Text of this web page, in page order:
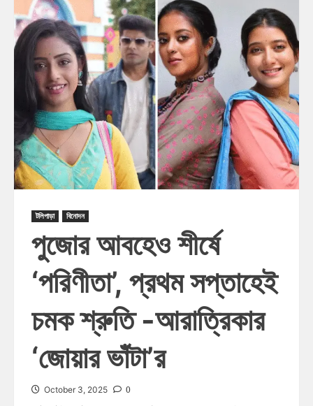
টলিপাড়া বিনোদন
পুজোর আবহেও শীর্ষে
‘পরিণীতা’, প্রথম সপ্তাহেই
চমক শ্রুতি -আরাত্রিকার
‘জোয়ার ভাঁটা’র
October 3, 2025 0